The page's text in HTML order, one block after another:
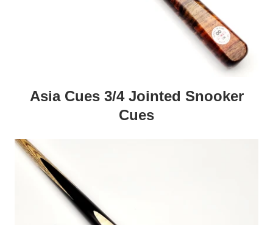
Asia Cues 3/4 Jointed Snooker
Cues